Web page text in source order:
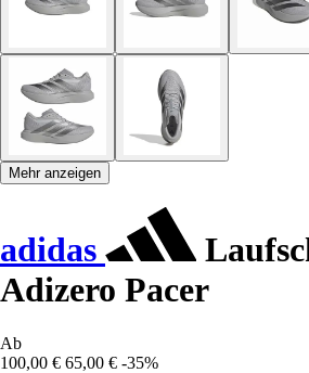
Mehr anzeigen
adidas
Adizero Pacer
Ab
100,00 € 65,00 € -35%